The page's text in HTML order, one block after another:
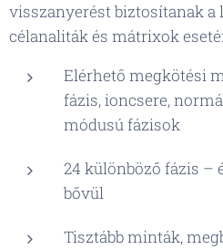
visszanyerést biztosítanak a
célanaliták és mátrixok
Elérhető megkötési
fázis, ioncsere,
módusú fázisok
24 különböző fázis –
bővül
Tisztább minták,